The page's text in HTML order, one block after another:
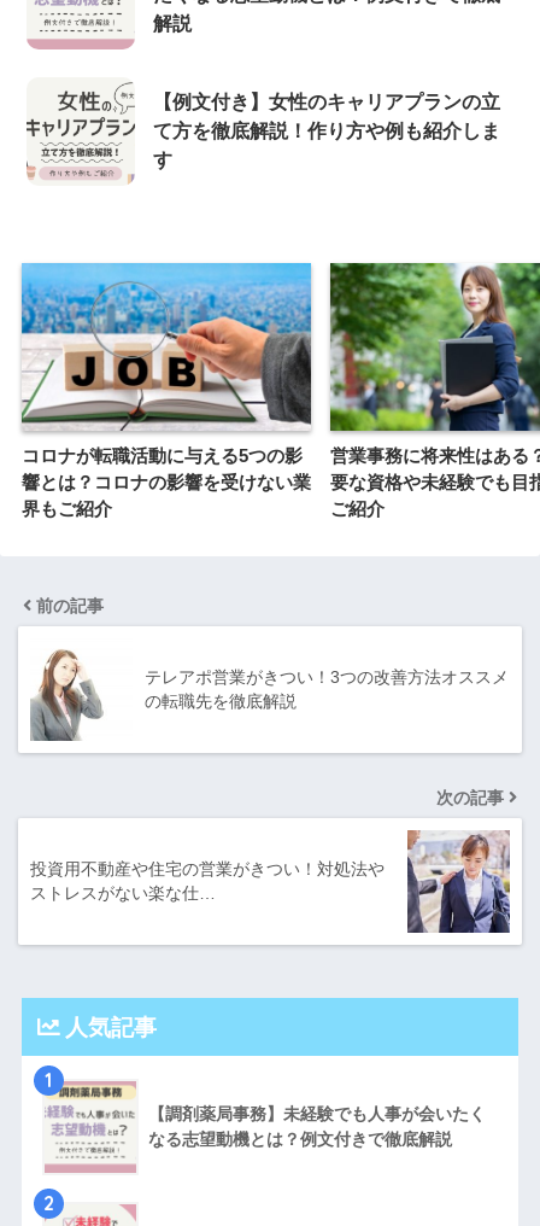
解説
【例文付き】女性のキャリアプランの立
て方を徹底解説！作り方や例も紹介しま
す
コロナが転職活動に与える5つの影
響とは？コロナの影響を受けない業
界もご紹介
営業事務に将来性はある
要な資格や未経験でも目
ご紹介
前の記事
テレアポ営業がきつい！3つの改善方法オススメ
の転職先を徹底解説
次の記事
投資用不動産や住宅の営業がきつい！対処法や
ストレスがない楽な仕…
人気記事
1
【調剤薬局事務】未経験でも人事が会いたく
なる志望動機とは？例文付きで徹底解説
2